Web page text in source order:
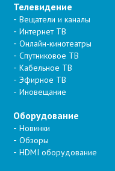
Телевидение
Вещатели и каналы
Интернет ТВ
Онлайн-кинотеатры
Спутниковое ТВ
Кабельное ТВ
Эфирное ТВ
Иновещание
Оборудование
Новинки
Обзоры
HDMI оборудование